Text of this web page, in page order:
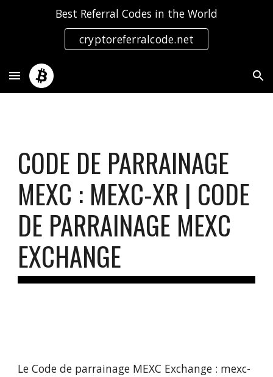
Best Referral Codes in the World
cryptoreferralcode.net
CODE DE PARRAINAGE
MEXC : MEXC-XR | CODE
DE PARRAINAGE MEXC
EXCHANGE
Le Code de parrainage MEXC Exchange : mexc-